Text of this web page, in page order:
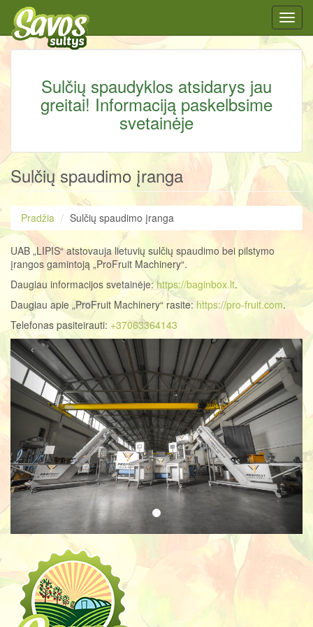
Sulčių spaudyklos atsidarys jau
greitai! Informaciją paskelbsime
svetainėje
Sulčių spaudimo įranga
Pradžia Sulčių spaudimo įranga
UAB „LIPIS“ atstovauja lietuvių sulčių spaudimo bei pilstymo
įrangos gamintoją „ProFruit Machinery“.
Daugiau informacijos svetainėje:https://baginbox.lt.
Daugiau apie „ProFruit Machinery“ rasite:https://pro-fruit.com.
Telefonas pasiteirauti: +37063364143
‹ ›